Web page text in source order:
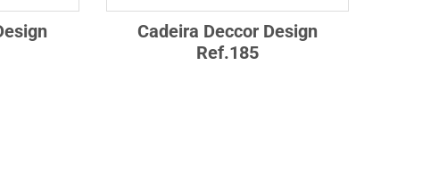
Cadeira Deccor Design
Ref.185